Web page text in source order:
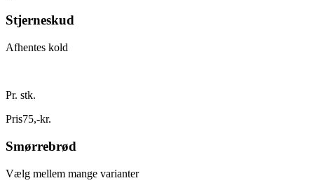
Stjerneskud
Afhentes kold
Pr. stk.
Pris75,-kr.
Smørrebrød
Vælg mellem mange varianter